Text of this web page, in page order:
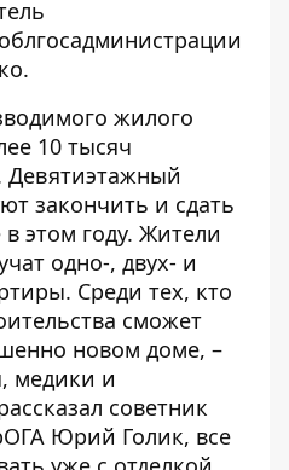
жилого
10 тысяч
Девятиэтажный
закончить и сдать
этом году. Жители
одно-, двух- и
Среди тех, кто
сможет
новом доме, –
медики и
советник
Юрий Голик, все